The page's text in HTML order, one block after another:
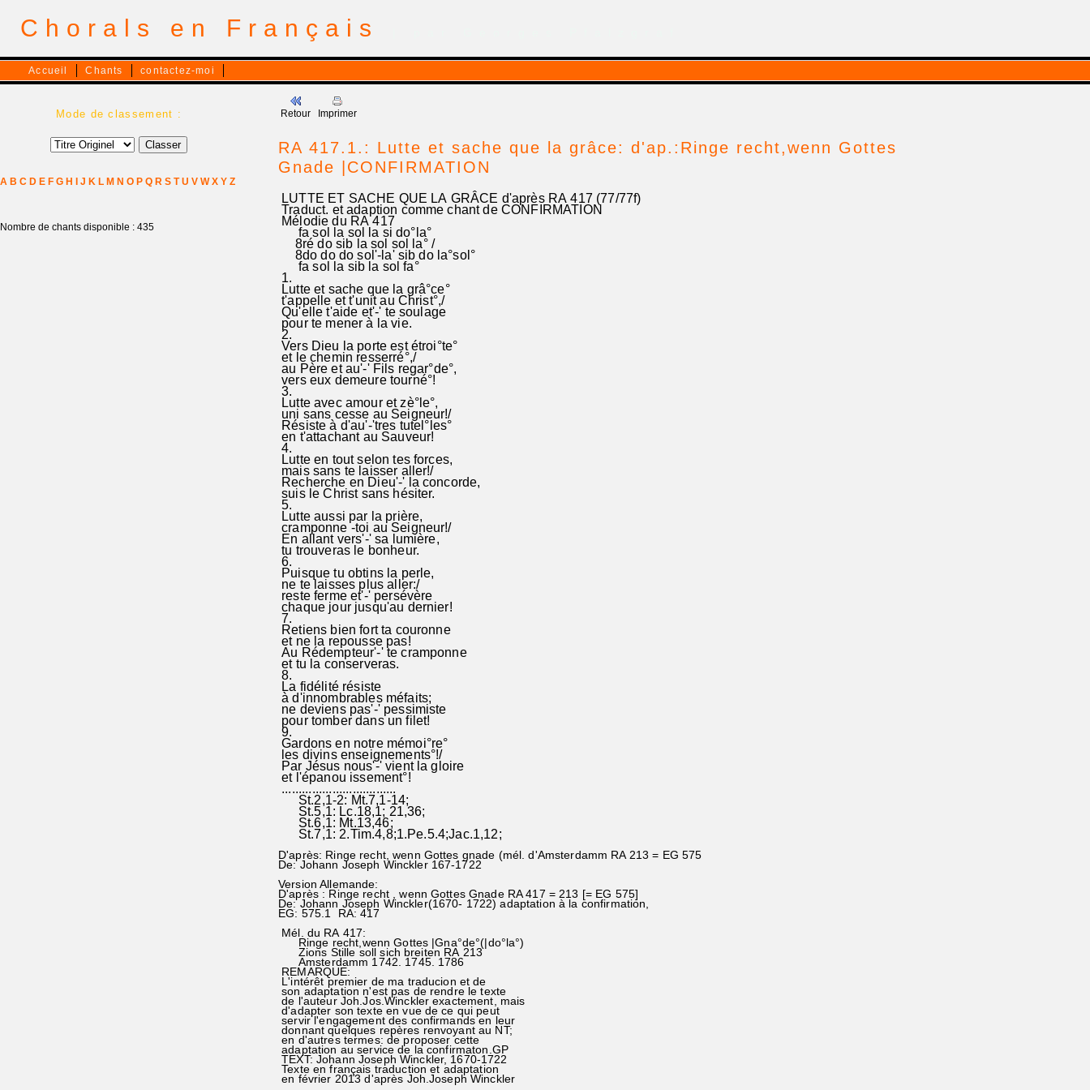
Chorals en Français
Accueil Chants contactez-moi
Mode de classement :
A B C D E F G H J K L M N O P Q R S T U V W X Y Z
Nombre de chants disponible : 435
Retour Imprimer
RA 417.1.: Lutte et sache que la grâce: d'ap.:Ringe recht,wenn Gottes
Gnade |CONFIRMATION
LUTTE ET SACHE QUE LA GRÂCE d'après RA 417 (77/77f)
Traduct. et adaption comme chant de CONFIRMATION
Mélodie du RA 417
fa sol la sol la si do°la°
8ré do sib la sol sol la° /
8do do do sol'-la' sib do la°sol°
fa sol la sib la sol fa°
1.
Lutte et sache que la grâ°ce°
t'appelle et t'unit au Christ°,/
Qu'elle t'aide et'-' te soulage
pour te mener à la vie.
2.
Vers Dieu la porte est étroi°te°
et le chemin resserré°,/
au Père et au'-' Fils regar°de°,
vers eux demeure tourné°!
3.
Lutte avec amour et zè°le°,
uni sans cesse au Seigneur!/
Résiste à d'au'-'tres tutel°les°
en t'attachant au Sauveur!
4.
Lutte en tout selon tes forces,
mais sans te laisser aller!/
Recherche en Dieu'-' la concorde,
suis le Christ sans hésiter.
5.
Lutte aussi par la prière,
cramponne -toi au Seigneur!/
En allant vers'-' sa lumière,
tu trouveras le bonheur.
6.
Puisque tu obtins la perle,
ne te laisses plus aller:/
reste ferme et'-' persévère
chaque jour jusqu'au dernier!
7.
Retiens bien fort ta couronne
et ne la repousse pas!
Au Rédempteur'-' te cramponne
et tu la conserveras.
8.
La fidélité résiste
à d'innombrables méfaits;
ne deviens pas'-' pessimiste
pour tomber dans un filet!
9.
Gardons en notre mémoi°re°
les divins enseignements°!/
Par Jésus nous'-' vient la gloire
et l'épanou issement°!
..................................
St.2,1-2: Mt.7,1-14;
St.5,1: Lc.18,1; 21,36;
St.6,1: Mt.13,46;
St.7,1: 2.Tim.4,8;1.Pe.5.4;Jac.1,12;
D'après: Ringe recht, wenn Gottes gnade (mél. d'Amsterdamm RA 213 = EG 575
De: Johann Joseph Winckler 167-1722
Version Allemande:
D'après : Ringe recht , wenn Gottes Gnade RA 417 = 213 [= EG 575]
De: Johann Joseph Winckler(1670- 1722) adaptation à la confirmation,
EG: 575.1 RA: 417
Mél. du RA 417:
Ringe recht,wenn Gottes |Gna°de°(|do°la°)
Zions Stille soll sich breiten RA 213
Amsterdamm 1742. 1745. 1786
REMARQUE:
L'intérêt premier de ma traducion et de
son adaptation n'est pas de rendre le texte
de l'auteur Joh.Jos.Winckler exactement, mais
d'adapter son texte en vue de ce qui peut
servir l'engagement des confirmands en leur
donnant quelques repères renvoyant au NT;
en d'autres termes: de proposer cette
adaptation au service de la confirmaton.GP
TEXT: Johann Joseph Winckler, 1670-1722
Texte en français traduction et adaptation
en février 2013 d'après Joh.Joseph Winckler